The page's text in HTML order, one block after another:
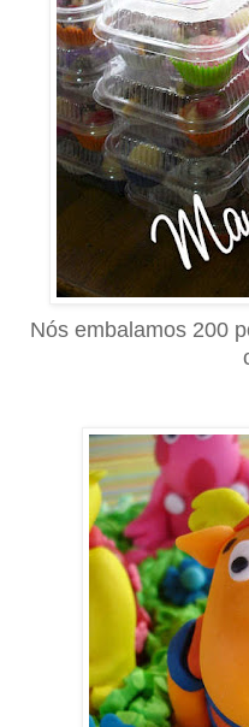
Nós embalamos 200